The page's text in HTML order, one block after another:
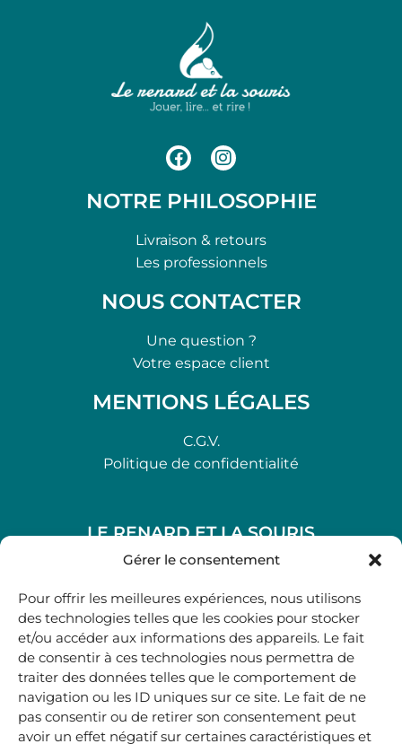
Gérer le consentement
Pour offrir les meilleures expériences, nous utilisons
des technologies telles que les cookies pour stocker
et/ou accéder aux informations des appareils. Le fait
de consentir à ces technologies nous permettra de
traiter des données telles que le comportement de
navigation ou les ID uniques sur ce site. Le fait de ne
pas consentir ou de retirer son consentement peut
avoir un effet négatif sur certaines caractéristiques et
NOTRE PHILOSOPHIE
Livraison & retours
Les professionnels
NOUS CONTACTER
Une question ?
Votre espace client
MENTIONS LÉGALES
C.G.V.
Politique de confidentialité
LE RENARD ET LA SOURIS
48, rue Maubec 33210 LANGON
05 40 41 37 18
.
MARDI AU SAMEDI
10H00-12H45 | 14H00 -19H00